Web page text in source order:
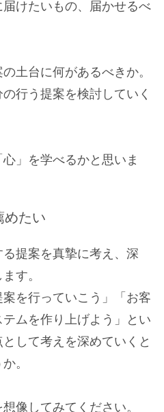
けたいもの、届かせるべ
土台に何があるべきか。
行う提案を検討していく
」を学べるかと思いま
めたい
提案を真摯に考え、深
す。
案を行っていこう」「お客
ムを作り上げよう」とい
して考えを深めていくと
。
像してみてください。